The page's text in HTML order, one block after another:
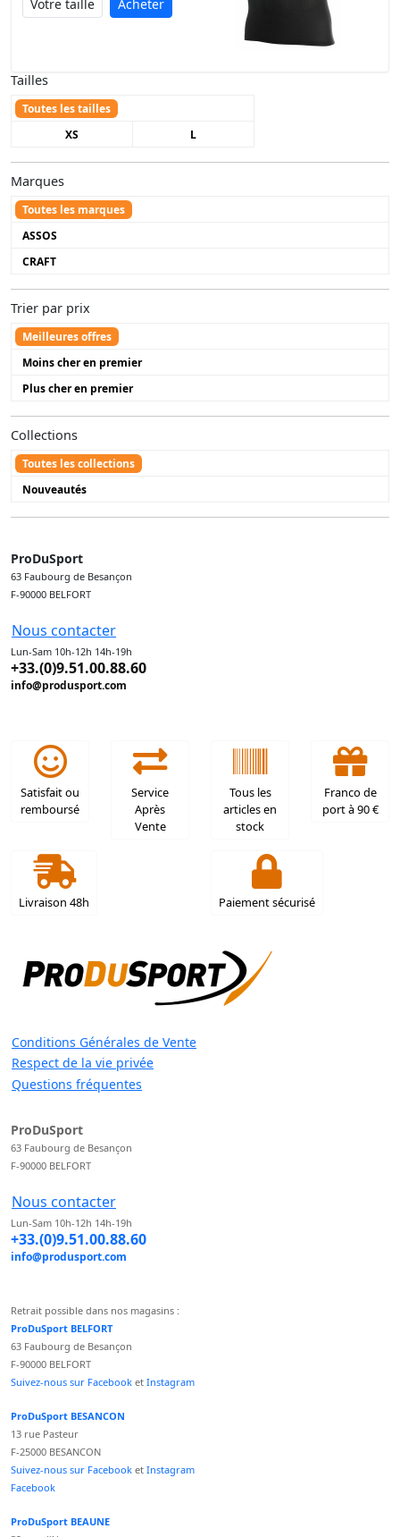
Acheter
Tailles
Toutes les tailles
XS
L
Marques
Toutes les marques
ASSOS
CRAFT
Trier par prix
Meilleures offres
Moins cher en premier
Plus cher en premier
Collections
Toutes les collections
Nouveautés
ProDuSport
63 Faubourg de Besançon
F-90000 BELFORT
Nous contacter
Lun-Sam 10h-12h 14h-19h
+33.(0)9.51.00.88.60
info@produsport.com
Satisfait ou
remboursé
Service
Après
Vente
Tous les
articles en
stock
Franco de
port à 90 €
Livraison 48h Paiement sécurisé
Conditions Générales de Vente
Respect de la vie privée
Questions fréquentes
ProDuSport
63 Faubourg de Besançon
F-90000 BELFORT
Nous contacter
Lun-Sam 10h-12h 14h-19h
+33.(0)9.51.00.88.60
info@produsport.com
Retrait possible dans nos magasins :
ProDuSport BELFORT
63 Faubourg de Besançon
F-90000 BELFORT
Suivez-nous sur Facebook et Instagram
ProDuSport BESANCON
13 rue Pasteur
F-25000 BESANCON
Suivez-nous sur Facebook et Instagram
Facebook
ProDuSport BEAUNE